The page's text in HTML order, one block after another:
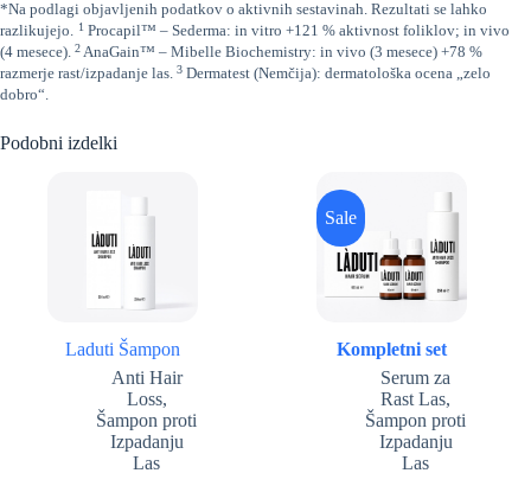
*Na podlagi objavljenih podatkov o aktivnih sestavinah. Rezultati se lahko
razlikujejo. 1 Procapil™ – Sederma: in vitro +121 % aktivnost foliklov; in vivo
(4 mesece). 2AnaGain™ – Mibelle Biochemistry: in vivo (3 mesece) +78 %
razmerje rast/izpadanje las. 3 Dermatest (Nemčija): dermatološka ocena „zelo
dobro“.
Podobni izdelki
Laduti Šampon
Anti Hair
Loss,
Šampon proti
Izpadanju
Las
Sale
Kompletni set
Serum za
Rast Las,
Šampon proti
Izpadanju
Las